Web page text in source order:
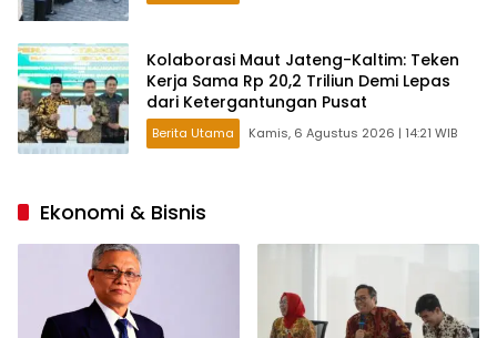
Kolaborasi Maut Jateng-Kaltim: Teken
Kerja Sama Rp 20,2 Triliun Demi Lepas
dari Ketergantungan Pusat
Berita Utama Kamis, 6 Agustus 2026 | 14:21 WIB
Ekonomi & Bisnis